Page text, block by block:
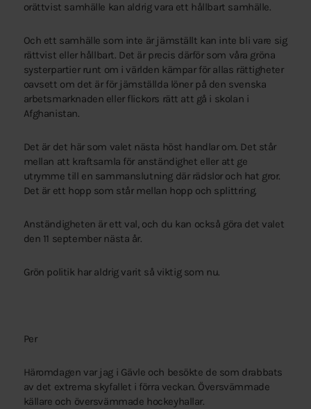
orättvist samhälle kan aldrig vara ett hållbart samhälle.
Och ett samhälle som inte är jämställt kan inte bli vare sig
rättvist eller hållbart. Det är precis därför som våra gröna
systerpartier runt om i världen kämpar för allas rättigheter
oavsett om det är för jämställda löner på den svenska
arbetsmarknaden eller flickors rätt att gå i skolan i
Afghanistan.
Det är det här som valet nästa höst handlar om. Det står
mellan att kraftsamla för anständighet eller att ge
utrymme till en sammanslutning där rädslor och hat gror.
Det är ett hopp som står mellan hopp och splittring.
Anständigheten är ett val, och du kan också göra det valet
den 11 september nästa år.
Grön politik har aldrig varit så viktig som nu.
Per
Häromdagen var jag i Gävle och besökte de som drabbats
av det extrema skyfallet i förra veckan. Översvämmade
källare och översvämmade hockeyhallar.